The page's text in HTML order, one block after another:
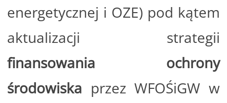
energetycznej i OZE) pod kątem
aktualizacji strategii
finansowania ochrony
środowiska przez WFOŚiGW w